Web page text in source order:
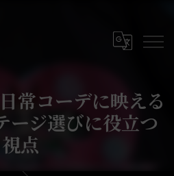
常コーデに映える
ージ選びに役立つ
視点